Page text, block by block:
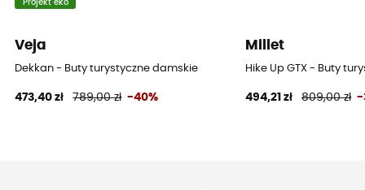
Projekt eko
Veja
Dekkan - Buty turystyczne damskie
473,40 zł 789,00 zł -40%
Millet
Hike Up GTX - Buty
494,21 zł 809,00 zł -